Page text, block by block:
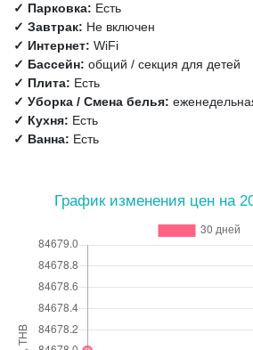
✓ Парковка: Есть
✓ Завтрак: Не включен
✓ Интернет: WiFi
✓ Бассейн: общий / секция для детей
✓ Плита: Есть
✓ Уборка / Смена белья:
✓ Кухня: Есть
✓ Ванна: Есть
График изменения цен на